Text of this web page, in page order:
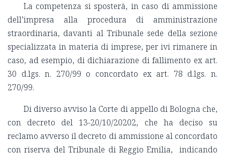
La competenza si sposterà, in caso di ammissione
dell’impresa alla procedura di amministrazione
straordinaria, davanti al Tribunale sede della sezione
specializzata in materia di imprese, per ivi rimanere in
caso, ad esempio, di dichiarazione di fallimento ex art.
30 d.lgs. n. 270/99 o concordato ex art. 78 d.lgs. n.
270/99.
Di diverso avviso la Corte di appello di Bologna che,
con decreto del 13-20/10/20202, che ha deciso su
reclamo avverso il decreto di ammissione al concordato
con riserva del Tribunale di Reggio Emilia, indicando